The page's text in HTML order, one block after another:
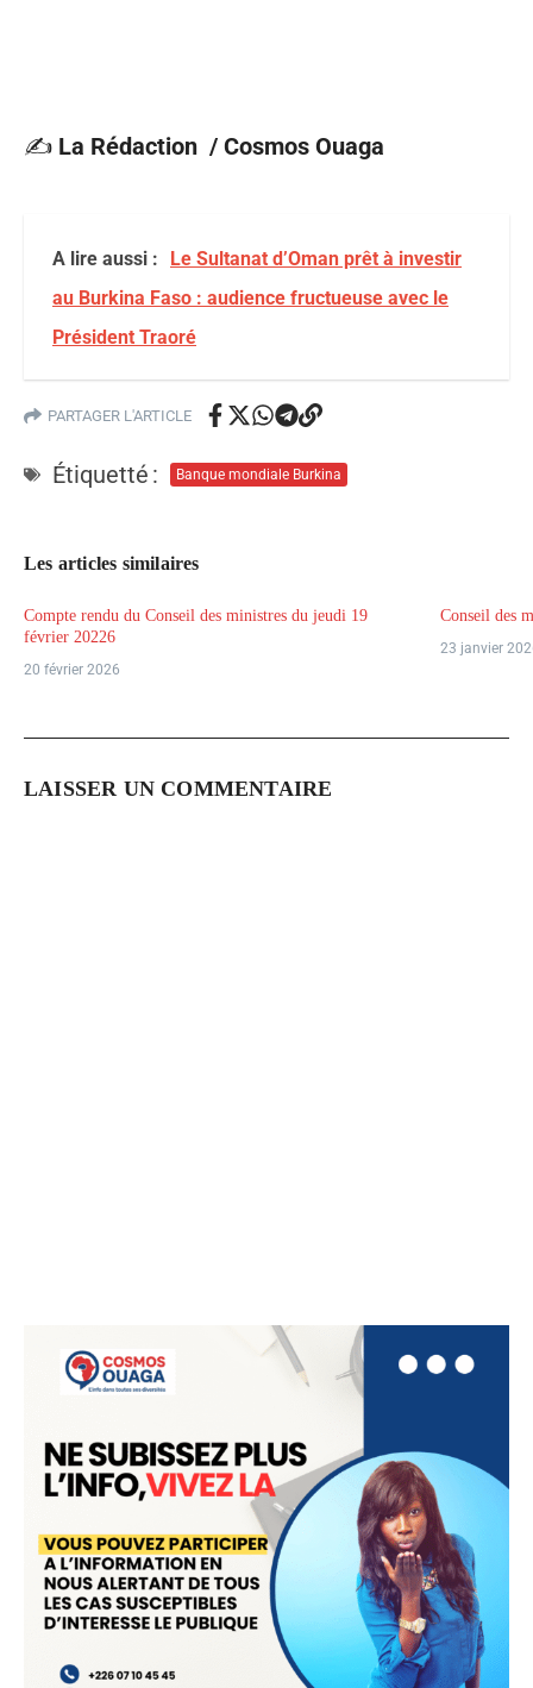
✍️ La Rédaction / Cosmos Ouaga
A lire aussi :
Le Sultanat d’Oman prêt à investir
au Burkina Faso : audience fructueuse avec le
Président Traoré
PARTAGER L'ARTICLE
Étiquetté : Banque mondiale Burkina
Les articles similaires
Compte rendu du Conseil des ministres du jeudi 19
février 20226
20 février 2026
Conseil des
23 janvier
LAISSER UN COMMENTAIRE